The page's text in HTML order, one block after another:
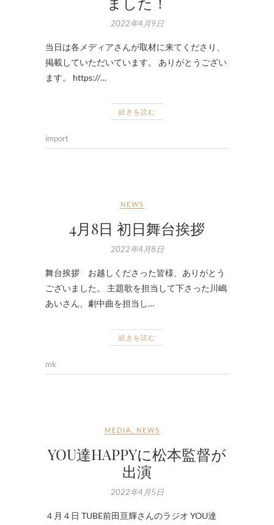
2022年4月9日
当日は各メディアさんが取材に来てくださり、
掲載していただいています。 ありがとうござい
ます。 https://…
続きを読む
import
NEWS
4月8日 初日舞台挨拶
2022年4月8日
舞台挨拶 お越しくださった皆様、ありがとう
ございました。 主題歌を担当して下さった川嶋
あいさん、劇中曲を担当し…
続きを読む
mk
MEDIA NEWS
YOU達HAPPYに松本監督が
出演
2022年4月5日
４月４日 TUBE前田亘輝さんのラジオ YOU達